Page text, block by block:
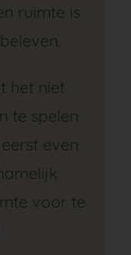
ruimte is
het niet
te spelen
even
voor te